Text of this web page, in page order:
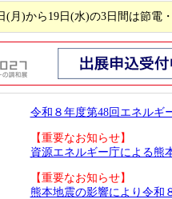
(月)から19日(水)の3日間は節電
令和８年度第48回エネルギ
【重要なお知らせ】
資源エネルギー庁による熊
【重要なお知らせ】
熊本地震の影響により令和